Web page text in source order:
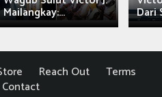
Mailangkay:... Dari
Reach Out
Terms
Contact